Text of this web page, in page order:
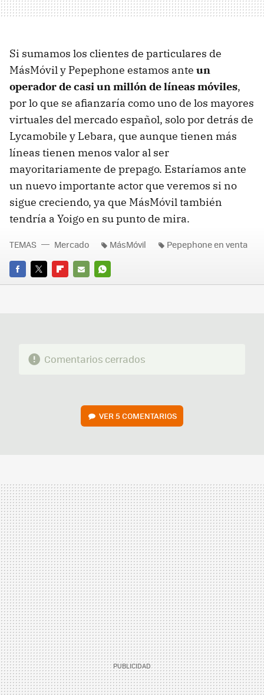
Si sumamos los clientes de particulares de
MásMóvil y Pepephone estamos ante un
operador de casi un millón de líneas móviles,
por lo que se afianzaría como uno de los mayores
virtuales del mercado español, solo por detrás de
Lycamobile y Lebara, que aunque tienen más
líneas tienen menos valor al ser
mayoritariamente de prepago. Estaríamos ante
un nuevo importante actor que veremos si no
sigue creciendo, ya que MásMóvil también
tendría a Yoigo en su punto de mira.
FACEBOOK
TWITTERFLIPBOARD
E-
WHATSAPP
TEMAS Mercado MásMóvil Pepephone en venta
Comentarios cerrados
VER5 COMENTARIOS